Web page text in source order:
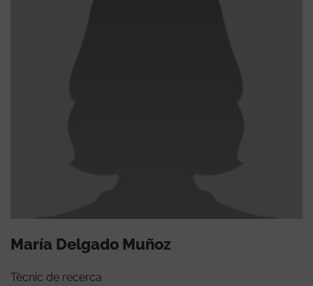
María Delgado Muñoz
Tècnic de recerca